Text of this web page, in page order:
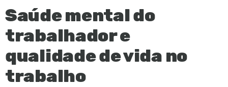
Saúde mental do
trabalhador e
qualidade de vida no
trabalho